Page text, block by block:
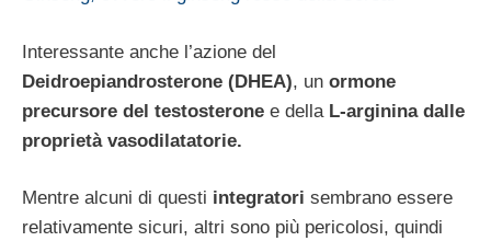
Interessante anche l’azione del
Deidroepiandrosterone (DHEA), un ormone
precursore del testosterone e della L-arginina dalle
proprietà vasodilatatorie.
Mentre alcuni di questi integratori sembrano essere
relativamente sicuri, altri sono più pericolosi, quindi